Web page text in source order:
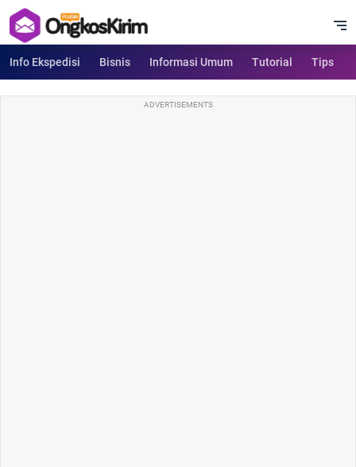
Info Ekspedisi Bisnis Informasi Umum Tutorial Tips
ADVERTISEMENTS